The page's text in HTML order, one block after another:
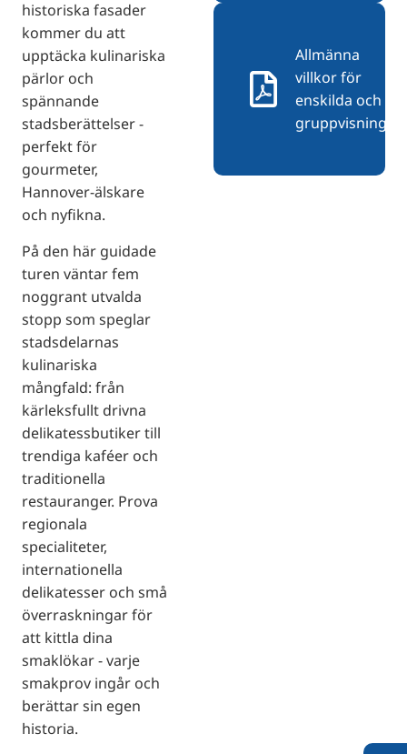
historiska fasader
kommer du att
upptäcka kulinariska
pärlor och
spännande
stadsberättelser -
perfekt för
gourmeter,
Hannover-älskare
och nyfikna.
På den här guidade
turen väntar fem
noggrant utvalda
stopp som speglar
stadsdelarnas
kulinariska
mångfald: från
kärleksfullt drivna
delikatessbutiker till
trendiga kaféer och
traditionella
restauranger. Prova
regionala
specialiteter,
internationella
delikatesser och små
överraskningar för
att kittla dina
smaklökar - varje
smakprov ingår och
berättar sin egen
historia.
Allmänna
villkor för
enskilda och
gruppvisningar